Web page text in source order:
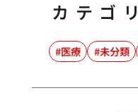
カテゴ
医療 未分類